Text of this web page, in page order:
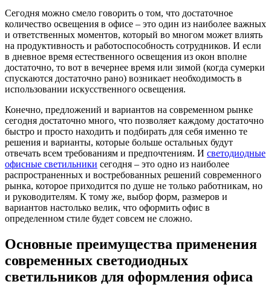
Сегодня можно смело говорить о том, что достаточное
количество освещения в офисе – это один из наиболее важных
и ответственных моментов, который во многом может влиять
на продуктивность и работоспособность сотрудников. И если
в дневное время естественного освещения из окон вполне
достаточно, то вот в вечернее время или зимой (когда сумерки
спускаются достаточно рано) возникает необходимость в
использовании искусственного освещения.
Конечно, предложений и вариантов на современном рынке
сегодня достаточно много, что позволяет каждому достаточно
быстро и просто находить и подбирать для себя именно те
решения и варианты, которые больше остальных будут
отвечать всем требованиям и предпочтениям. И светодиодные
офисные светильники сегодня – это одно из наиболее
распространенных и востребованных решений современного
рынка, которое приходится по душе не только работникам, но
и руководителям. К тому же, выбор форм, размеров и
вариантов настолько велик, что оформить офис в
определенном стиле будет совсем не сложно.
Основные преимущества применения
современных светодиодных
светильников для оформления офиса